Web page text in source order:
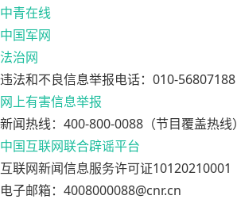
中青在线
中国军网
法治网
违法和不良信息举报电话：010-56807188
网上有害信息举报
新闻热线：400-800-0088（节目覆盖热线）
中国互联网联合辟谣平台
互联网新闻信息服务许可证10120210001
电子邮箱：4008000088@cnr.cn